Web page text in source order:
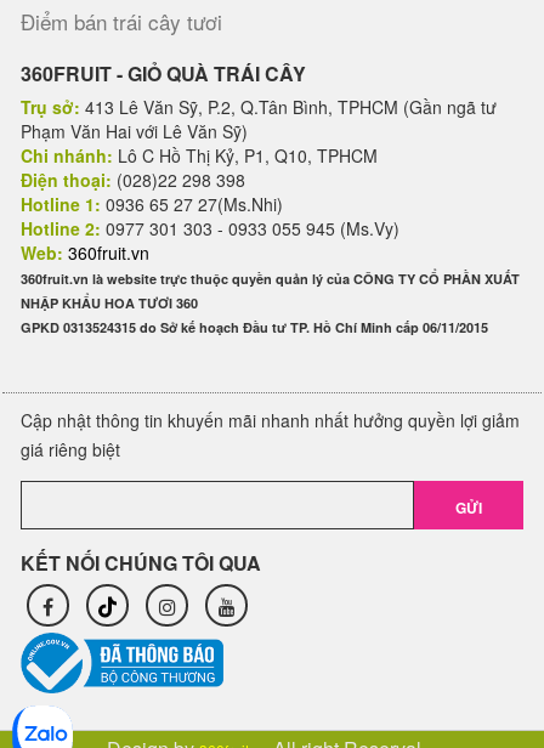
Điểm bán trái cây tươi
360FRUIT - GIỎ QUÀ TRÁI CÂY
Trụ sở: 413 Lê Văn Sỹ, P.2, Q.Tân Bình, TPHCM (Gần ngã tư
Phạm Văn Hai với Lê Văn Sỹ)
Chi nhánh: Lô C Hồ Thị Kỷ, P1, Q10, TPHCM
Điện thoại: (028)22 298 398
Hotline 1: 0936 65 27 27(Ms.Nhi)
Hotline 2: 0977 301 303 - 0933 055 945 (Ms.Vy)
Web: 360fruit.vn
360fruit.vn là website trực thuộc quyền quản lý của CÔNG TY CỔ PHẦN XUẤT
NHẬP KHẨU HOA TƯƠI 360
GPKD 0313524315 do Sở kế hoạch Đầu tư TP. Hồ Chí Minh cấp 06/11/2015
Cập nhật thông tin khuyến mãi nhanh nhất hưởng quyền lợi giảm
giá riêng biệt
GỬI
KẾT NỐI CHÚNG TÔI QUA